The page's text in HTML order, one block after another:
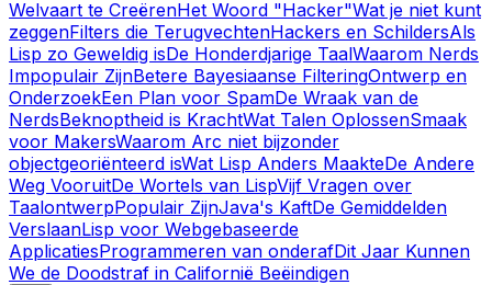
Welvaart te CreërenHet Woord "Hacker"Wat je niet kunt
zeggenFilters die TerugvechtenHackers en SchildersAls
Lisp zo Geweldig isDe Honderdjarige TaalWaarom Nerds
Impopulair ZijnBetere Bayesiaanse FilteringOntwerp en
OnderzoekEen Plan voor SpamDe Wraak van de
NerdsBeknoptheid is KrachtWat Talen OplossenSmaak
voor MakersWaarom Arc niet bijzonder
objectgeoriënteerd isWat Lisp Anders MaakteDe Andere
Weg VooruitDe Wortels van LispVijf Vragen over
TaalontwerpPopulair ZijnJava's KaftDe Gemiddelden
VerslaanLisp voor Webgebaseerde
ApplicatiesProgrammeren van onderafDit Jaar Kunnen
We de Doodstraf in Californië Beëindigen